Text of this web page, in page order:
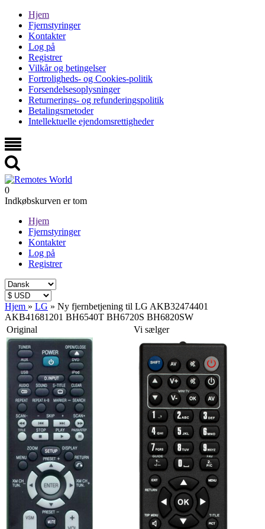
Hjem
Fjernstyringer
Kontakter
Log på
Registrer
Vilkår og betingelser
Fortroligheds- og Cookies-politik
Forsendelsesoplysninger
Returnerings- og refunderingspolitik
Betalingsmetoder
Intellektuelle ejendomsrettigheder
0
Indkøbskurven er tom
Hjem
Fjernstyringer
Kontakter
Log på
Registrer
Hjem » LG » Ny fjernbetjening til LG AKB32474401
AKB41681201 BH6540T BH6720S BH6820SW
Original
Vi sælger